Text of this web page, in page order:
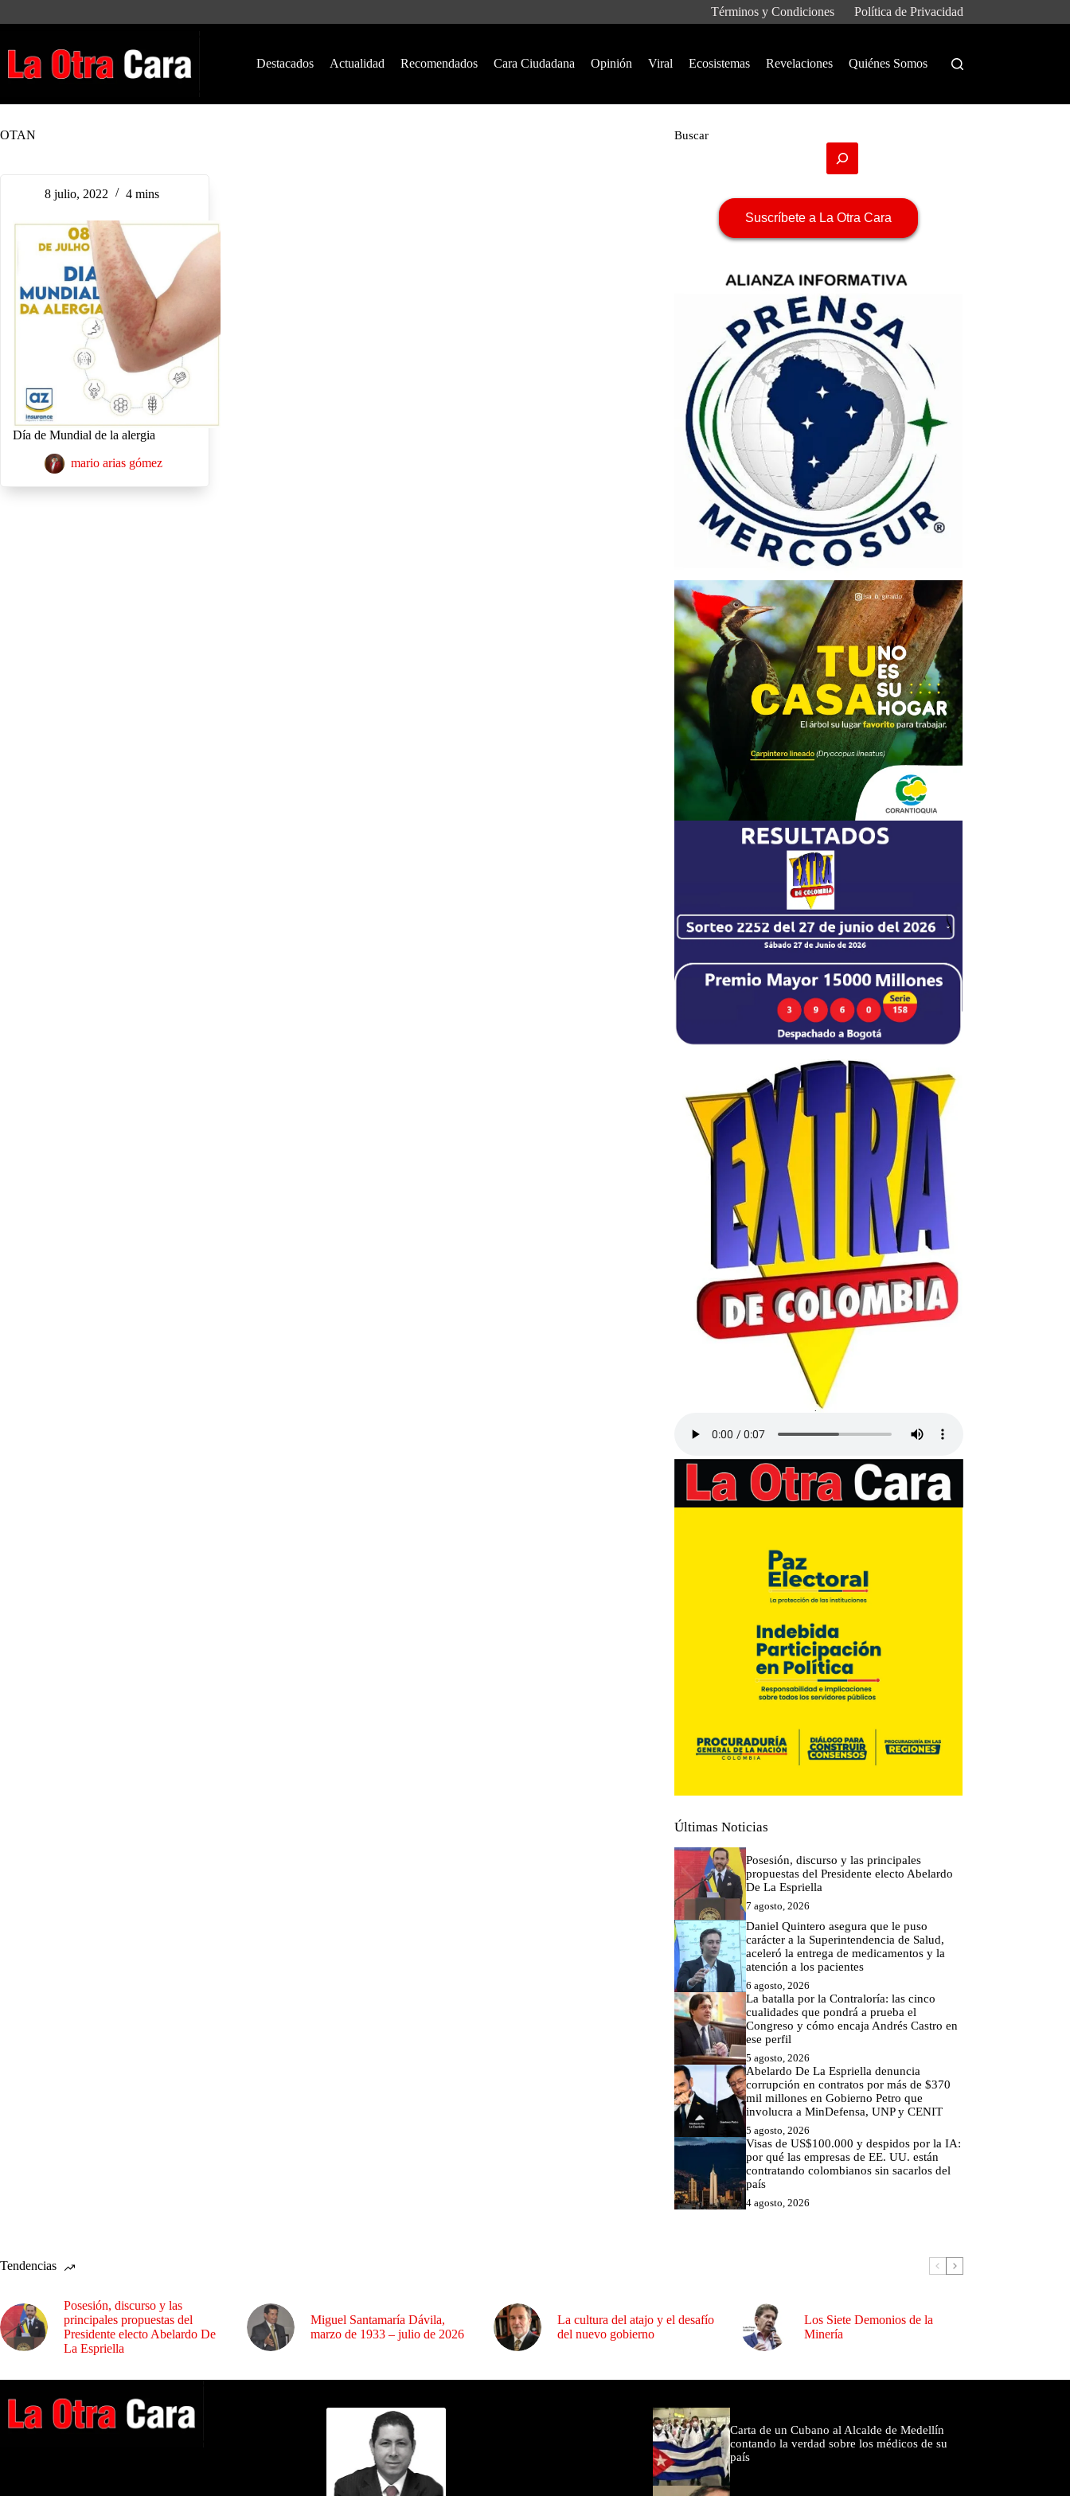
Términos y Condiciones Política de Privacidad
Destacados Actualidad Recomendados Cara Ciudadana Opinión Viral Ecosistemas Revelaciones Quiénes Somos
OTAN
8 julio, 2022 4 mins
Día de Mundial de la alergia
mario arias gómez
Buscar
Suscríbete a La Otra Cara
Últimas Noticias
Posesión, discurso y las principales
propuestas del Presidente electo Abelardo
De La Espriella
7 agosto, 2026
Daniel Quintero asegura que le puso
carácter a la Superintendencia de Salud,
aceleró la entrega de medicamentos y la
atención a los pacientes
6 agosto, 2026
La batalla por la Contraloría: las cinco
cualidades que pondrá a prueba el
Congreso y cómo encaja Andrés Castro en
ese perfil
5 agosto, 2026
Abelardo De La Espriella denuncia
corrupción en contratos por más de $370
mil millones en Gobierno Petro que
involucra a MinDefensa, UNP y CENIT
5 agosto, 2026
Visas de US$100.000 y despidos por la IA:
por qué las empresas de EE. UU. están
contratando colombianos sin sacarlos del
país
4 agosto, 2026
Tendencias
Posesión, discurso y las
principales propuestas del
Presidente electo Abelardo De
La Espriella
Miguel Santamaría Dávila,
marzo de 1933 – julio de 2026
La cultura del atajo y el desafío
del nuevo gobierno
Los Siete Demonios de la
Minería
Carta de un Cubano al Alcalde de Medellín
contando la verdad sobre los médicos de su
país